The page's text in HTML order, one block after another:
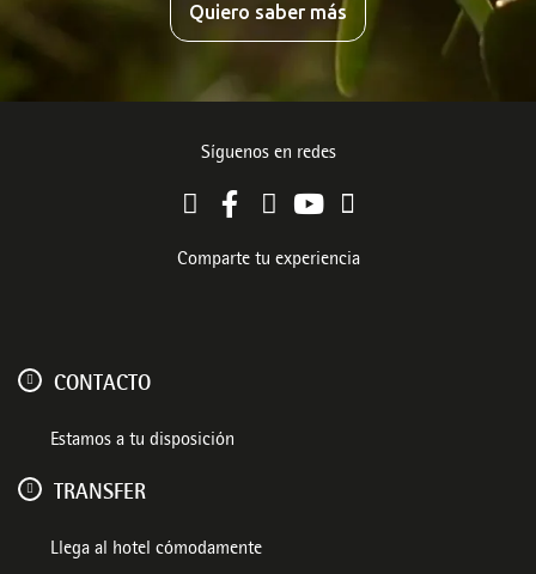
Quiero saber más
Síguenos en redes
Comparte tu experiencia
CONTACTO
Estamos a tu disposición
TRANSFER
Llega al hotel cómodamente